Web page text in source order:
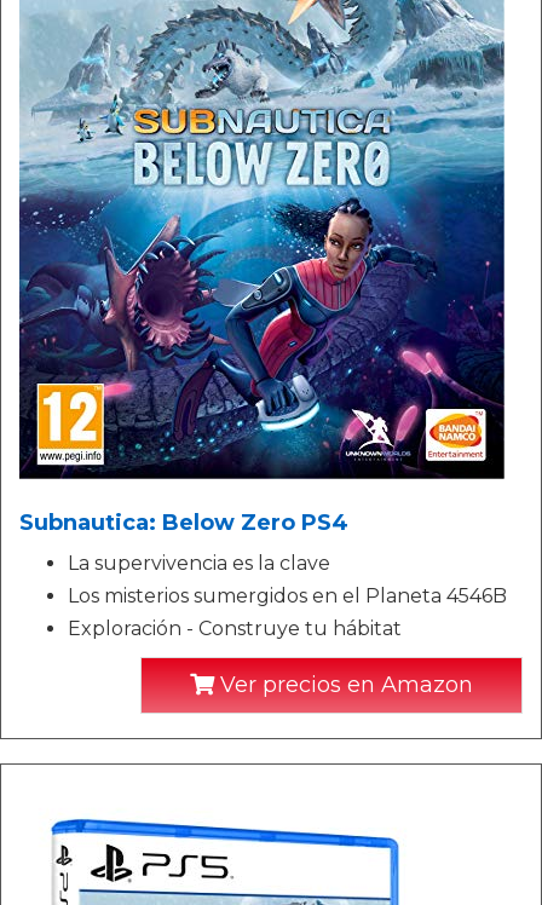
Subnautica: Below Zero PS4
La supervivencia es la clave
Los misterios sumergidos en el Planeta 4546B
Exploración - Construye tu hábitat
Ver precios en Amazon